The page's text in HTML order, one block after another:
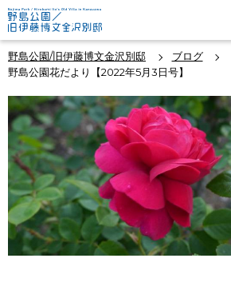
野島公園/旧伊藤博文金沢別邸
ブログ
野島公園花だより【2022年5月3日号】